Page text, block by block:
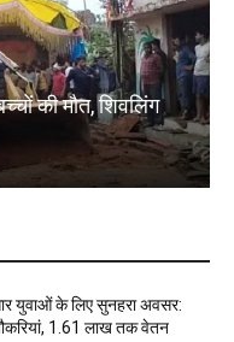
की मौत, शिवलिंग
युवाओं के लिए सुनहरा अवसर:
₹1.61 लाख तक वेतन